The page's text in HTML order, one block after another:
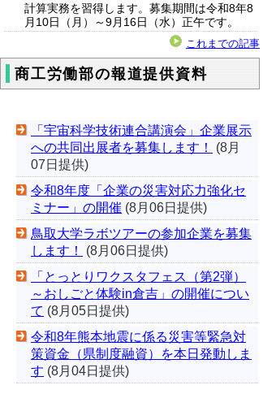
計算実務を習得します。募集期間は令和8年8
月10日（月）～9月16日（水）正午です。
これまでの記事
商工労働部の報道提供資料
「宇宙科学技術連合講演会」企業展示
への共同出展者を募集します！
(8月
07日提供)
令和8年度「企業の災害対応力強化セ
ミナー」の開催 (8月06日提供)
鳥取大学ラボツアーの参加企業を募集
します！
(8月06日提供)
「とっとりワクスタフェス（第2弾）
～おしごと体験in倉吉」の開催につい
て (8月05日提供)
令和8年熊本地震に係る災害等緊急対
策資金（県制度融資）を本日発動しま
す (8月04日提供)